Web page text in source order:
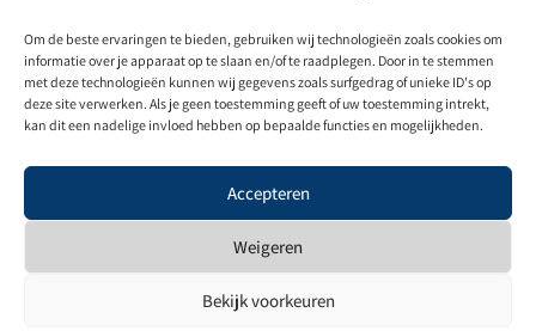
Om de beste ervaringen te bieden, gebruiken wij technologieën zoals cookies om
informatie over je apparaat op te slaan en/of te raadplegen. Door in te stemmen
met deze technologieën kunnen wij gegevens zoals surfgedrag of unieke ID's op
deze site verwerken. Als je geen toestemming geeft of uw toestemming intrekt,
kan dit een nadelige invloed hebben op bepaalde functies en mogelijkheden.
Accepteren
Weigeren
Bekijk voorkeuren
Privacybeleid & Algemene voorwaarden